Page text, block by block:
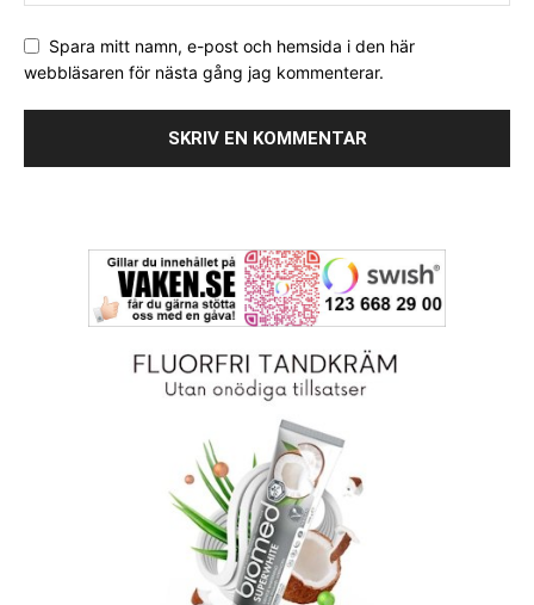
Spara mitt namn, e-post och hemsida i den här
webbläsaren för nästa gång jag kommenterar.